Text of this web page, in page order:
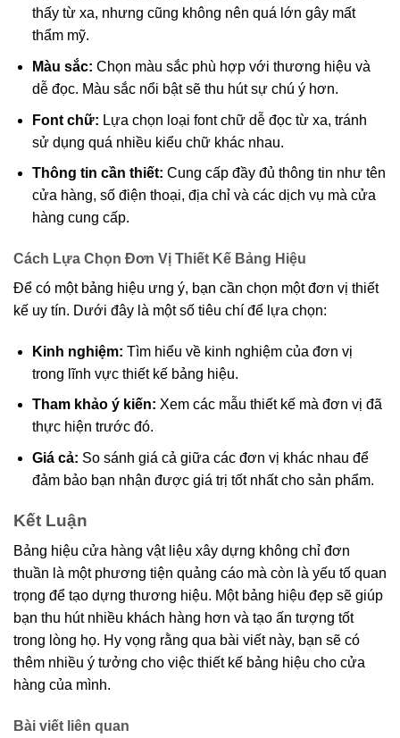
thấy từ xa, nhưng cũng không nên quá lớn gây mất
thẩm mỹ.
Màu sắc: Chọn màu sắc phù hợp với thương hiệu và
dễ đọc. Màu sắc nổi bật sẽ thu hút sự chú ý hơn.
Font chữ: Lựa chọn loại font chữ dễ đọc từ xa, tránh
sử dụng quá nhiều kiểu chữ khác nhau.
Thông tin cần thiết: Cung cấp đầy đủ thông tin như tên
cửa hàng, số điện thoại, địa chỉ và các dịch vụ mà cửa
hàng cung cấp.
Cách Lựa Chọn Đơn Vị Thiết Kế Bảng Hiệu
Để có một bảng hiệu ưng ý, bạn cần chọn một đơn vị thiết
kế uy tín. Dưới đây là một số tiêu chí để lựa chọn:
Kinh nghiệm: Tìm hiểu về kinh nghiệm của đơn vị
trong lĩnh vực thiết kế bảng hiệu.
Tham khảo ý kiến: Xem các mẫu thiết kế mà đơn vị đã
thực hiện trước đó.
Giá cả: So sánh giá cả giữa các đơn vị khác nhau để
đảm bảo bạn nhận được giá trị tốt nhất cho sản phẩm.
Kết Luận
Bảng hiệu cửa hàng vật liệu xây dựng không chỉ đơn
thuần là một phương tiện quảng cáo mà còn là yếu tố quan
trọng để tạo dựng thương hiệu. Một bảng hiệu đẹp sẽ giúp
bạn thu hút nhiều khách hàng hơn và tạo ấn tượng tốt
trong lòng họ. Hy vọng rằng qua bài viết này, bạn sẽ có
thêm nhiều ý tưởng cho việc thiết kế bảng hiệu cho cửa
hàng của mình.
Bài viết liên quan